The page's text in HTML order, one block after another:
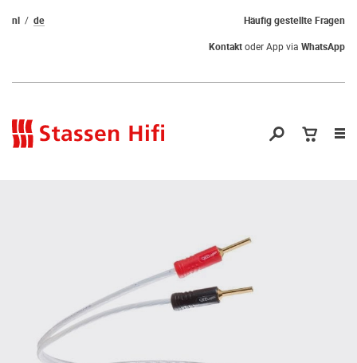
Häufig gestellte Fragen
nl
de
Kontaktoder App via WhatsApp